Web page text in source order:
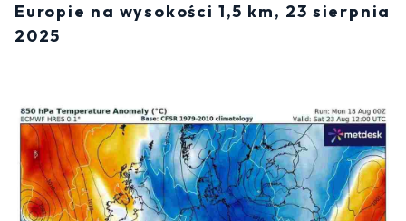
Europie na wysokości 1,5 km, 23 sierpnia
2025